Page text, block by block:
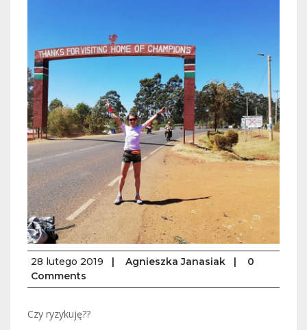
28 lutego 2019 Agnieszka Janasiak
0
Comments
Czy ryzykuję??